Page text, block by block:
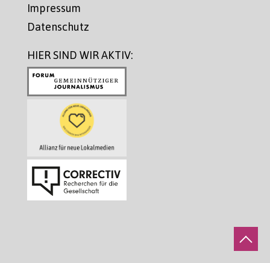
Impressum
Datenschutz
HIER SIND WIR AKTIV: